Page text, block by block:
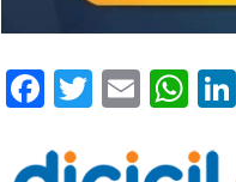
Facebook
Twitter
Email